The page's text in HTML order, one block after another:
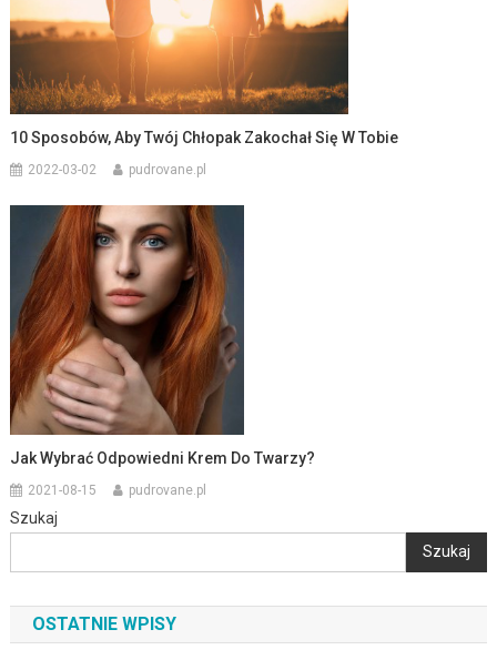
10 Sposobów, Aby Twój Chłopak Zakochał Się W Tobie
2022-03-02 pudrovane.pl
Jak Wybrać Odpowiedni Krem Do Twarzy?
2021-08-15 pudrovane.pl
Szukaj
Szukaj
OSTATNIE WPISY